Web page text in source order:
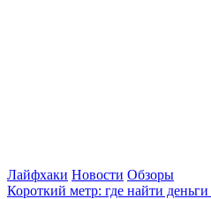
Лайфхаки Новости Обзоры
Короткий метр: где найти